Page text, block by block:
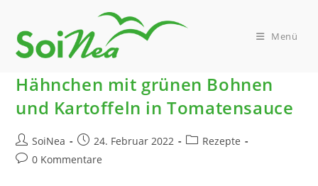
springen
Menü
Hähnchen mit grünen Bohnen
und Kartoffeln in Tomatensauce
Beitrags-
Autor:
SoiNea
Beitrag
veröffentlicht:
24. Februar 2022
Beitrags-
Rezepte
Beitrags-
0 Kommentare